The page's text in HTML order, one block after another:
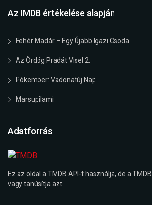
Az IMDB értékelése alapján
Fehér Madár – Egy Újabb Igazi Csoda
Az Ördög Pradát Visel 2.
Pókember: Vadonatúj Nap
Marsupilami
Adatforrás
Ez az oldal a TMDB API-t használja, de a
vagy tanúsítja azt.